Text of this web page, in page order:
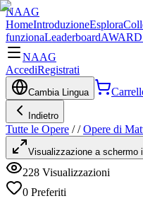
NAAG
HomeIntroduzioneEsplora
funzionaLeaderboard
NAAG
AccediRegistrati
Cambia Lingua
Indietro
Tutte le Opere / / Opere di
Visualizzazione a schermo
228 Visualizzazioni
0 Preferiti